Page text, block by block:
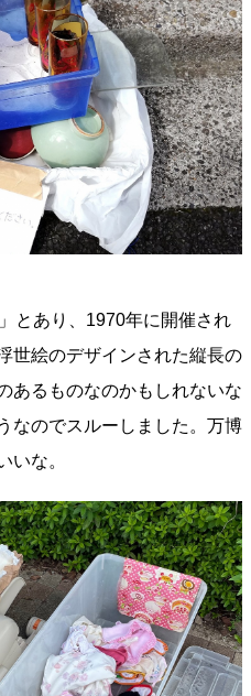
とあり、1970年に開催され
世絵のデザインされた縦長の
あるものなのかもしれないな
なのでスルーしました。万博
いな。